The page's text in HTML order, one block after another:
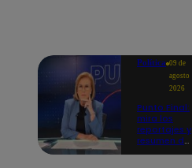
Política 09 de
agosto
2026
Punto Final:
mira los
reportajes y
resumen del